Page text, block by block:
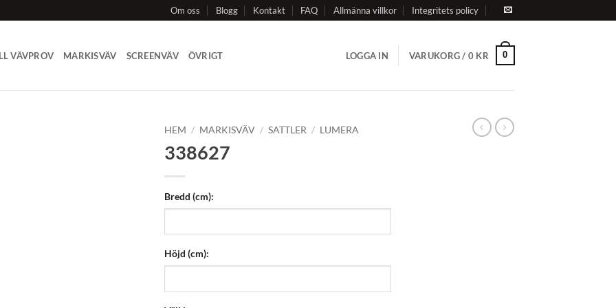
Om oss Blogg Kontakt FAQ Allmänna villkor Integritets policy
VÄVPROV MARKISVÄV SCREENVÄV ÖVRIGT LOGGA IN VARUKORG / 0 KR 0
HEM / MARKISVÄV / SATTLER / LUMERA
338627
Bredd (cm):
Höjd (cm):